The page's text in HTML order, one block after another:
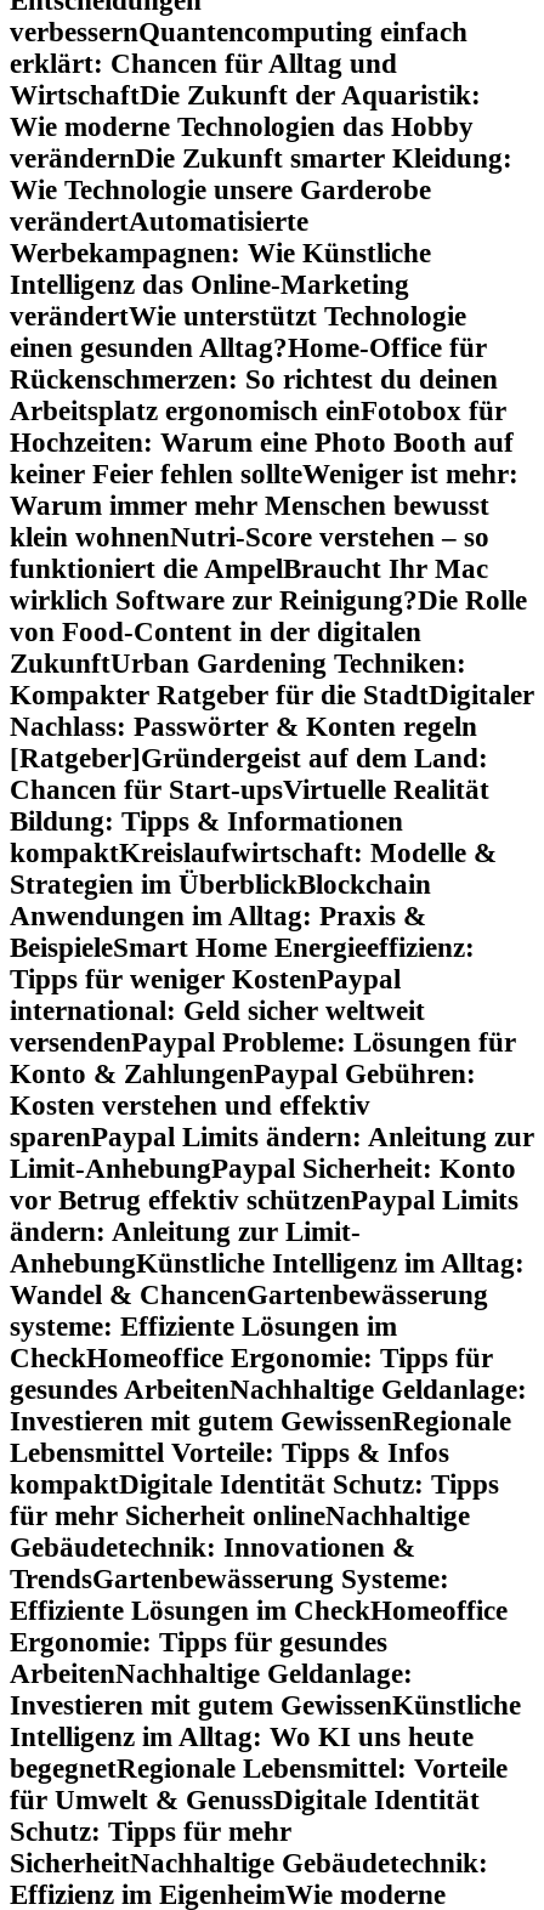
verbessernQuantencomputing einfach
erklärt: Chancen für Alltag und
WirtschaftDie Zukunft der Aquaristik:
Wie moderne Technologien das Hobby
verändernDie Zukunft smarter Kleidung:
Wie Technologie unsere Garderobe
verändertAutomatisierte
Werbekampagnen: Wie Künstliche
Intelligenz das Online-Marketing
verändertWie unterstützt Technologie
einen gesunden Alltag?Home-Office für
Rückenschmerzen: So richtest du deinen
Arbeitsplatz ergonomisch einFotobox für
Hochzeiten: Warum eine Photo Booth auf
keiner Feier fehlen sollteWeniger ist mehr:
Warum immer mehr Menschen bewusst
klein wohnenNutri-Score verstehen – so
funktioniert die AmpelBraucht Ihr Mac
wirklich Software zur Reinigung?Die Rolle
von Food-Content in der digitalen
ZukunftUrban Gardening Techniken:
Kompakter Ratgeber für die StadtDigitaler
Nachlass: Passwörter & Konten regeln
[Ratgeber]Gründergeist auf dem Land:
Chancen für Start-upsVirtuelle Realität
Bildung: Tipps & Informationen
kompaktKreislaufwirtschaft: Modelle &
Strategien im ÜberblickBlockchain
Anwendungen im Alltag: Praxis &
BeispieleSmart Home Energieeffizienz:
Tipps für weniger KostenPaypal
international: Geld sicher weltweit
versendenPaypal Probleme: Lösungen für
Konto & ZahlungenPaypal Gebühren:
Kosten verstehen und effektiv
sparenPaypal Limits ändern: Anleitung zur
Limit-AnhebungPaypal Sicherheit: Konto
vor Betrug effektiv schützenPaypal Limits
ändern: Anleitung zur Limit-
AnhebungKünstliche Intelligenz im Alltag:
Wandel & ChancenGartenbewässerung
systeme: Effiziente Lösungen im
CheckHomeoffice Ergonomie: Tipps für
gesundes ArbeitenNachhaltige Geldanlage:
Investieren mit gutem GewissenRegionale
Lebensmittel Vorteile: Tipps & Infos
kompaktDigitale Identität Schutz: Tipps
für mehr Sicherheit onlineNachhaltige
Gebäudetechnik: Innovationen &
TrendsGartenbewässerung Systeme:
Effiziente Lösungen im CheckHomeoffice
Ergonomie: Tipps für gesundes
ArbeitenNachhaltige Geldanlage:
Investieren mit gutem GewissenKünstliche
Intelligenz im Alltag: Wo KI uns heute
begegnetRegionale Lebensmittel: Vorteile
für Umwelt & GenussDigitale Identität
Schutz: Tipps für mehr
SicherheitNachhaltige Gebäudetechnik:
Effizienz im EigenheimWie moderne